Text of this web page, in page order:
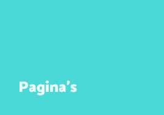
Pagina’s